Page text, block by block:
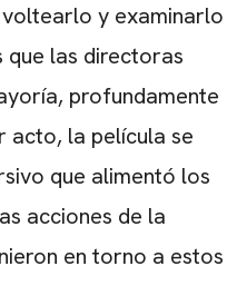
y examinarlo
que las directoras
profundamente
acto, la película se
que alimentó los
acciones de la
en torno a estos